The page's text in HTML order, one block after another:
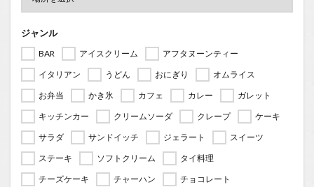
ジャンル
BAR アイスクリーム
アフタヌーンティー
イタリアン
うどん おにぎり
オムライス
お弁当
かき氷 カフェ カレー
ガレット
キッチンカー
クリームソーダ クレープ
ケーキ
サラダ
サンドイッチ ジェラート
スイーツ
ステーキ
ソフトクリーム
タイ料理
チーズケーキ
チャーハン
チョコレート